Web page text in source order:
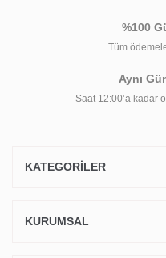
%100
Tüm
Aynı
Saat 12:00’a kadar
KATEGORİLER
KURUMSAL